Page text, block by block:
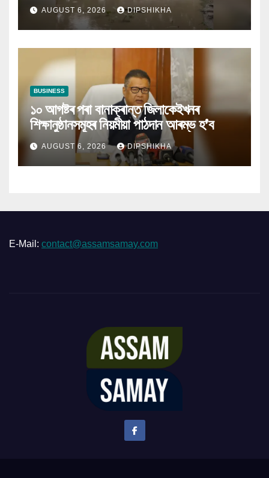
AUGUST 6, 2026 DIPSHIKHA
BUSINESS
১০ আগষ্টৰ পৰা বানাক্ৰান্ত জিলাকেইখনৰ
শিক্ষানুষ্ঠানসমূহৰ নিয়মীয়া পাঠদান আৰম্ভ হ’ব
AUGUST 6, 2026 DIPSHIKHA
E-Mail: contact@assamsamay.com